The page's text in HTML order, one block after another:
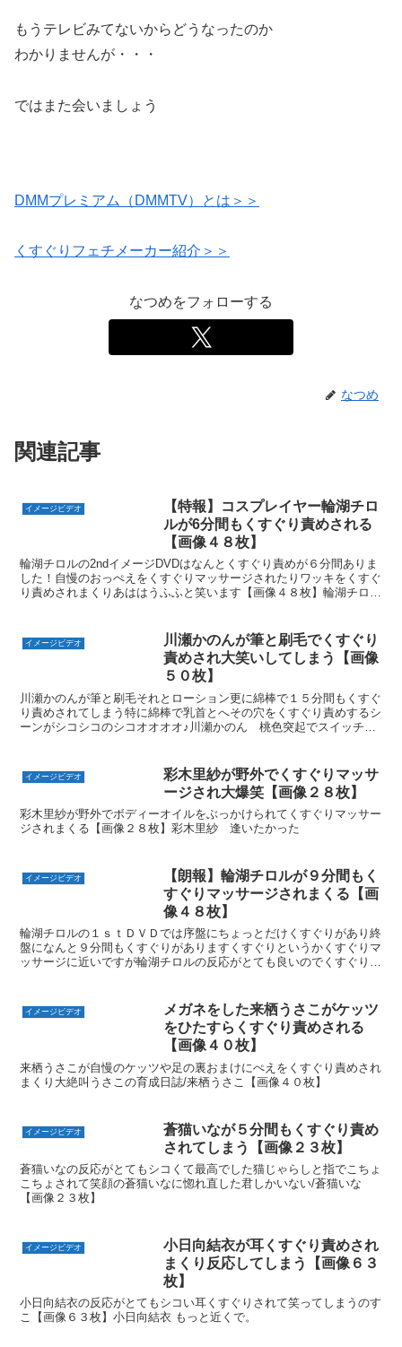
もうテレビみてないからどうなったのか
わかりませんが・・・
ではまた会いましょう
DMMプレミアム（DMMTV）とは＞＞
くすぐりフェチメーカー紹介＞＞
なつめをフォローする
なつめ
関連記事
イメージビデオ
【特報】コスプレイヤー輪湖チロ
ルが6分間もくすぐり責めされる
【画像４８枚】
輪湖チロルの2ndイメージDVDはなんとくすぐり責めが６分間ありま
した！自慢のおっぺえをくすぐりマッサージされたりワッキをくすぐ
り責めされまくりあははうふふと笑います【画像４８枚】輪湖チロ
イメージビデオ
川瀬かのんが筆と刷毛でくすぐり
責めされ大笑いしてしまう【画像
５０枚】
川瀬かのんが筆と刷毛それとローション更に綿棒で１５分間もくすぐ
り責めされてしまう特に綿棒で乳首とへその穴をくすぐり責めするシ
ーンがシコシコのシコオオオオ♪川瀬かのん 桃色突起でスイッチオ
イメージビデオ
彩木里紗が野外でくすぐりマッサ
ージされ大爆笑【画像２８枚】
彩木里紗が野外でボディーオイルをぶっかけられてくすぐりマッサー
ジされまくる【画像２８枚】彩木里紗 逢いたかった
イメージビデオ
【朗報】輪湖チロルが９分間もく
すぐりマッサージされまくる【画
像４８枚】
輪湖チロルの１ｓｔＤＶＤでは序盤にちょっとだけくすぐりがあり終
盤になんと９分間もくすぐりがありますくすぐりというかくすぐりマ
ッサージに近いですが輪湖チロルの反応がとても良いのでくすぐりフ
イメージビデオ
メガネをした来栖うさこがケッツ
をひたすらくすぐり責めされる
【画像４０枚】
来栖うさこが自慢のケッツや足の裏おまけにぺえをくすぐり責めされ
まくり大絶叫うさこの育成日誌/来栖うさこ【画像４０枚】
イメージビデオ
蒼猫いなが５分間もくすぐり責め
されてしまう【画像２３枚】
蒼猫いなの反応がとてもシコくて最高でした猫じゃらしと指でこちょ
こちょされて笑顔の蒼猫いなに惚れ直した君しかいない/蒼猫いな
【画像２３枚】
イメージビデオ
小日向結衣が耳くすぐり責めされ
まくり反応してしまう【画像６３
枚】
小日向結衣の反応がとてもシコい耳くすぐりされて笑ってしまうのす
こ【画像６３枚】小日向結衣 もっと近くで。